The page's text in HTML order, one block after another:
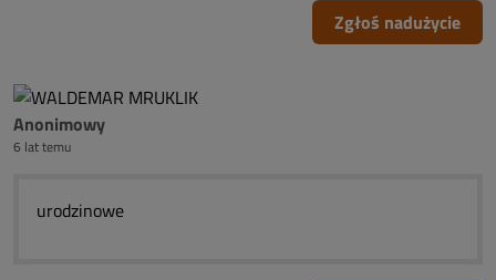
Zgłoś nadużycie
Anonimowy
6 lat temu
urodzinowe